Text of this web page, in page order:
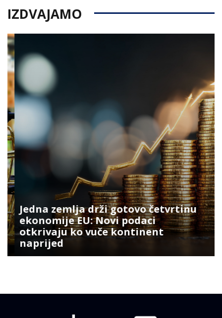
IZDVAJAMO
Jedna zemlja drži gotovo četvrtinu
ekonomije EU: Novi podaci
otkrivaju ko vuče kontinent
naprijed